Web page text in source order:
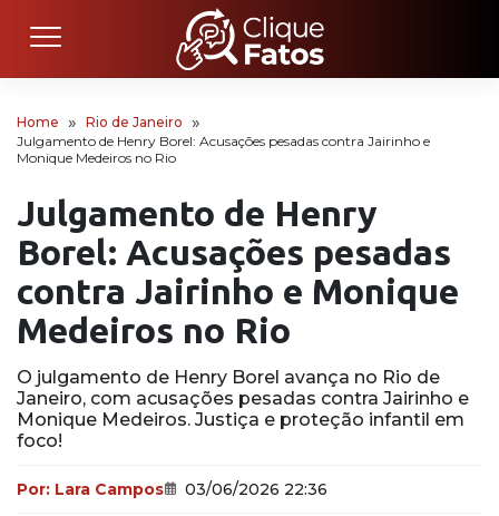
Home
Rio de Janeiro
Julgamento de Henry Borel: Acusações pesadas contra Jairinho e
Monique Medeiros no Rio
Julgamento de Henry
Borel: Acusações pesadas
contra Jairinho e Monique
Medeiros no Rio
O julgamento de Henry Borel avança no Rio de
Janeiro, com acusações pesadas contra Jairinho e
Monique Medeiros. Justiça e proteção infantil em
foco!
Por: Lara Campos 03/06/2026 22:36